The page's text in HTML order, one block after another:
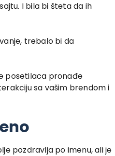
I bila bi šteta da ih
trebalo bi da
posetilaca pronađe
sa vašim brendom i
pozdravlja po imenu, ali je